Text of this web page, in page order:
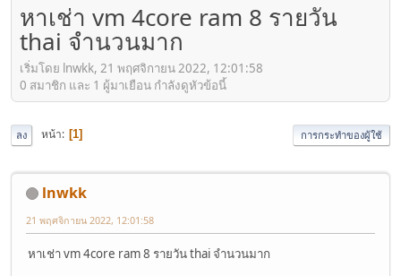
หาเช่า vm 4core ram 8 รายวัน
thai จำนวนมาก
เริ่มโดย lnwkk, 21 พฤศจิกายน 2022, 12:01:58
0 สมาชิก และ 1 ผู้มาเยือน กำลังดูหัวข้อนี้
ลง หน้า 1 การกระทำของผู้ใช้
lnwkk
21 พฤศจิกายน 2022, 12:01:58
หาเช่า vm 4core ram 8 รายวัน thai จำนวนมาก